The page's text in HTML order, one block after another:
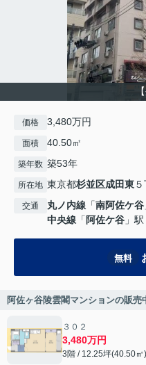
価格 3,480万円
面積 40.50㎡
築年数 築53年
所在地 東京都杉並区成田東
交通 丸ノ内線 「南阿佐ケ谷
中央線 「 阿佐ケ谷 」
無料
阿佐ヶ谷陵雲閣マンションの販売
３０２
3,480万円
3階 / 12.25坪(40.50㎡)